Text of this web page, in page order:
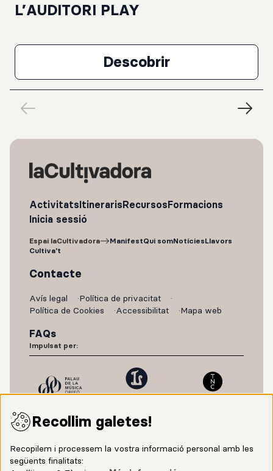
L’AUDITORI PLAY
Descobrir
L’AUDITORI PLAY
ActivitatsItinerarisRecursosFormacions
Inicia sessió
Espai laCultivadora ManifestQui somNotíciesLlavors
Cultiva't
Contacte
Avís legal
Política de privacitat
Política de Cookies
Accessibilitat Mapa web
FAQs
Impulsat per:
Recollim galetes!
Recopilem i processem la vostra informació personal amb les
següents finalitats: